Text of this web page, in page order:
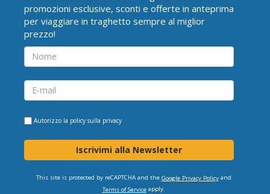
promozioni esclusive, sconti e offerte in anteprima
per viaggiare in traghetto sempre al miglior
prezzo!
Autorizzo la policy sulla privacy
Iscrivimi alla Newsletter
This site is protected by reCAPTCHA and the Google Privacy Policyand
Terms of Serviceapply.